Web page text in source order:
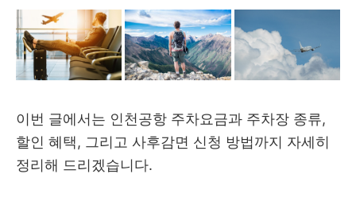
이번 글에서는 인천공항 주차요금과 주차장 종류,
할인 혜택, 그리고 사후감면 신청 방법까지 자세히
정리해 드리겠습니다.